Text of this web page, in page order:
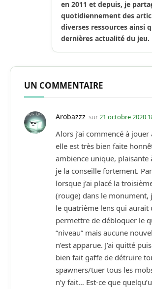
en 2011 et depuis, je
quotidiennement des
diverses ressources ainsi
dernières actualité du jeu.
UN COMMENTAIRE
Arobazzz sur21 octobre 2020
Alors j’ai commencé à jouer
elle est très bien faite
ambience unique, plaisante
je la conseille fortement.
lorsque j’ai placé la
(rouge) dans le monument,
le quatrième lens qui aurait
permettre de débloquer le
“niveau” mais aucune
n’est apparue. J’ai quitté
bien fait gaffe de détruire
spawners/tuer tous les
n’y fait… Est-ce que